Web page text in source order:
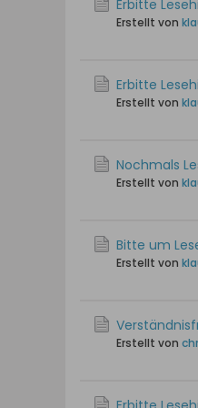
Erbitte
Erstellt von
Erbitte
Erstellt von
Nochmals
Erstellt von
Bitte um
Erstellt von
Erstellt von